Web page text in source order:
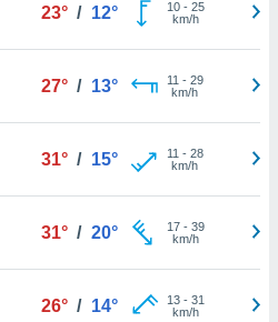
23° / 12° 10- 25
km/h
27° / 13° 11 - 29
km/h
31° / 15° 11 - 28
km/h
31° / 20° 17- 39
km/h
26° / 14° 13- 31
km/h